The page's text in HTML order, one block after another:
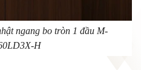
ngang bo tròn 1 đầu M-
H